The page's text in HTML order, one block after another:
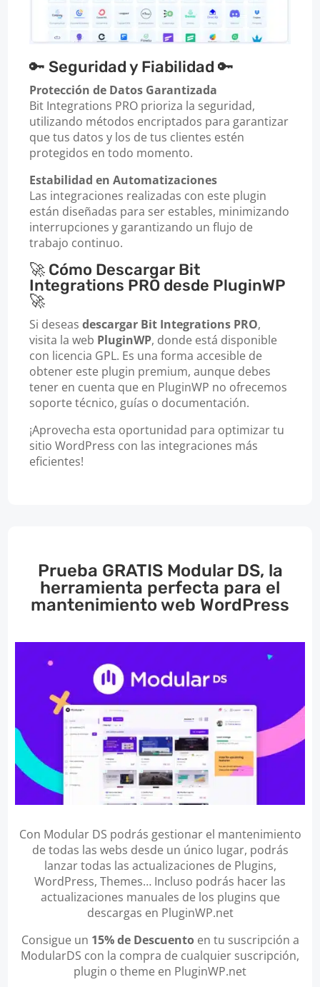
🔑 Seguridad y Fiabilidad 🔑
Protección de Datos Garantizada
Bit Integrations PRO prioriza la seguridad,
utilizando métodos encriptados para garantizar
que tus datos y los de tus clientes estén
protegidos en todo momento.
Estabilidad en Automatizaciones
Las integraciones realizadas con este plugin
están diseñadas para ser estables, minimizando
interrupciones y garantizando un flujo de
trabajo continuo.
🚀 Cómo Descargar Bit
Integrations PRO desde PluginWP
🚀
Si deseasdescargar Bit Integrations PRO,
visita la web PluginWP, donde está disponible
con licencia GPL. Es una forma accesible de
obtener este plugin premium, aunque debes
tener en cuenta que en PluginWP no ofrecemos
soporte técnico, guías o documentación.
¡Aprovecha esta oportunidad para optimizar tu
sitio WordPress con las integraciones más
eficientes!
Prueba GRATIS Modular DS, la
herramienta perfecta para el
mantenimiento web WordPress
Con Modular DS podrás gestionar el mantenimiento
de todas las webs desde un único lugar, podrás
lanzar todas las actualizaciones de Plugins,
WordPress, Themes… Incluso podrás hacer las
actualizaciones manuales de los plugins que
descargas en PluginWP.net
Consigue un 15% de Descuentoen tu suscripción a
ModularDS con la compra de cualquier suscripción,
plugin o theme en PluginWP.net